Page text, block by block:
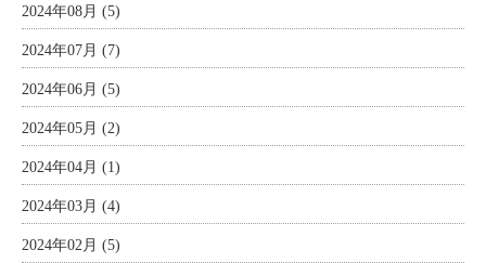
2024年08月 (5)
2024年07月 (7)
2024年06月 (5)
2024年05月 (2)
2024年04月 (1)
2024年03月 (4)
2024年02月 (5)